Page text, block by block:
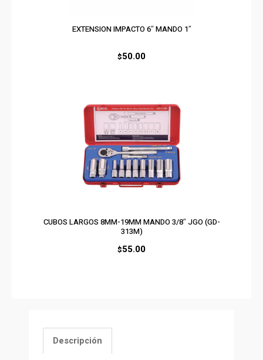
EXTENSION IMPACTO 6″ MANDO 1″
$50.00
CUBOS LARGOS 8MM-19MM MANDO 3/8″ JGO (GD-
313M)
$55.00
Descripción